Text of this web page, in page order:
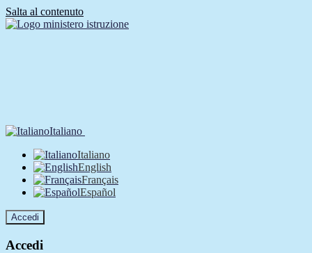
Salta al contenuto
Italiano
Italiano
English
Français
Español
Accedi
Accedi